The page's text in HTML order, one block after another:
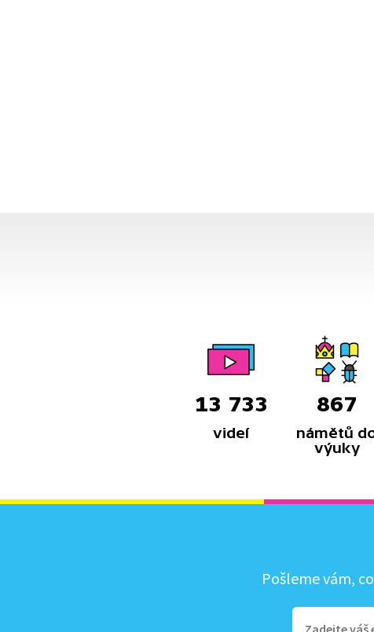
13 733
videí
867
námětů
výuky
Pošleme vám,